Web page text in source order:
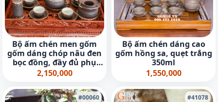
Bộ ấm chén men gốm
gốm dáng chóp nâu đen
bọc đồng, đầy đủ phụ
kiện
2,150,000
Bộ ấm chén dáng cao
gốm hồng sa, quẹt trắng
350ml
1,550,000
#00060 #41078